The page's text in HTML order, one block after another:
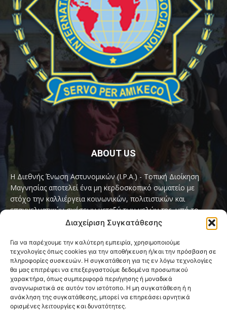
Διαχείριση Συγκατάθεσης
Για να παρέχουμε την καλύτερη εμπειρία, χρησιμοποιούμε
τεχνολογίες όπως cookies για την αποθήκευση ή/και την πρόσβαση σε
πληροφορίες συσκευών. Η συγκατάθεση για τις εν λόγω τεχνολογίες
θα μας επιτρέψει να επεξεργαστούμε δεδομένα προσωπικού
χαρακτήρα, όπως συμπεριφορά περιήγησης ή μοναδικά
αναγνωριστικά σε αυτόν τον ιστότοπο. Η μη συγκατάθεση ή η
ανάκληση της συγκατάθεσης, μπορεί να επηρεάσει αρνητικά
ορισμένες λειτουργίες και δυνατότητες.
ABOUT US
Η Διεθνής Ένωση Αστυνομικών (I.P.A.) - Τοπική Διοίκηση
Μαγνησίας αποτελεί ένα μη κερδοσκοπικό σωματείο με
στόχο την καλλιέργεια κοινωνικών, πολιτιστικών και
επαγγελματικών σχέσεων μεταξύ των μελών της, υπό το
παγκόσμιο σύνθημα «Servo per Amikeco» (Υπηρετώ δια της
Contact us:ipamagnesia@gmail.com
FOLLOW US